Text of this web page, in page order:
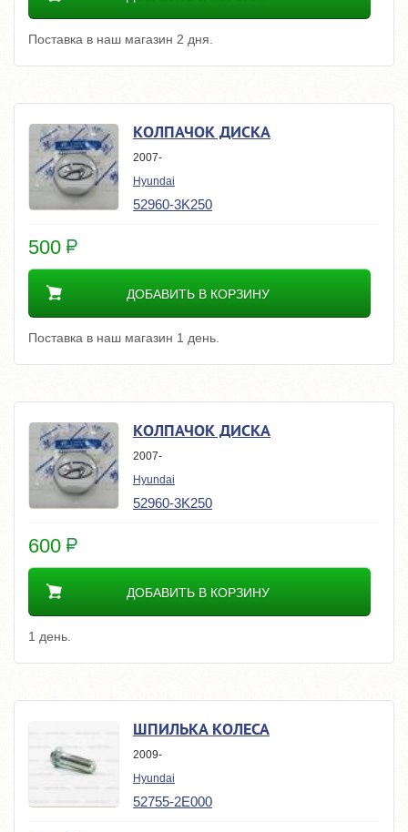
Поставка в наш магазин 2 дня.
КОЛПАЧОК ДИСКА
2007-
Hyundai
52960-3K250
500
ДОБАВИТЬ В КОРЗИНУ
Поставка в наш магазин 1 день.
КОЛПАЧОК ДИСКА
2007-
Hyundai
52960-3K250
600
ДОБАВИТЬ В КОРЗИНУ
1 день.
ШПИЛЬКА КОЛЕСА
2009-
Hyundai
52755-2E000